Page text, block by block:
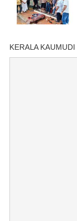
KERALA KAUMUDI